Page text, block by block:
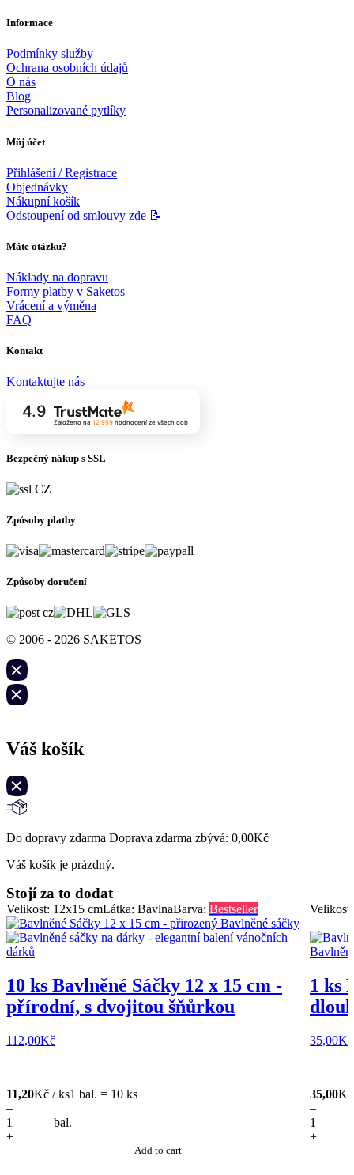
Informace
Podmínky služby
Ochrana osobních údajů
O nás
Blog
Personalizované pytlíky
Můj účet
Přihlášení / Registrace
Objednávky
Nákupní košík
Odstoupení od smlouvy zde 📝
Máte otázku?
Náklady na dopravu
Formy platby v Saketos
Vrácení a výměna
FAQ
Kontakt
Kontaktujte nás
4.9
Založeno na 12 959hodnocení ze všech dob
Bezpečný nákup s SSL
Způsoby platby
Způsoby doručení
© 2006 - 2026 SAKETOS
Váš košík
Do dopravy zdarma Doprava zdarma zbývá: 0,00Kč
Váš košík je prázdný.
Stojí za to dodat
Velikost: 12x15 cmLátka: BavlnaBarva: Bestseller
10 ks Bavlněné Sáčky 12 x 15 cm -
přírodní, s dvojitou šňůrkou
112,00Kč
11,20Kč / ks1 bal. = 10 ks
–
bal.
+
Add to cart
1 ks
35,00Kč
35,00
–
+